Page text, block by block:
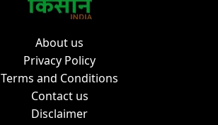
About us
Privacy Policy
Terms and Conditions
Contact us
Disclaimer